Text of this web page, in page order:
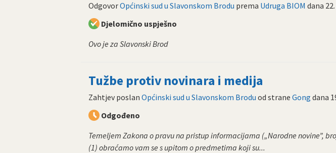
OdgovorOpćinski sud u Slavonskom Brodu prema Udruga BIOM dana
Djelomično uspješno
Ovo je za Slavonski Brod
Tužbe protiv novinara i medija
Zahtjev poslan Općinski sud u Slavonskom Brodu od strane Gong dana
Odgođeno
Temeljem Zakona o pravu na pristup informacijama („Narodne novine”,
(1) obraćamo vam se s upitom o predmetima koji su...